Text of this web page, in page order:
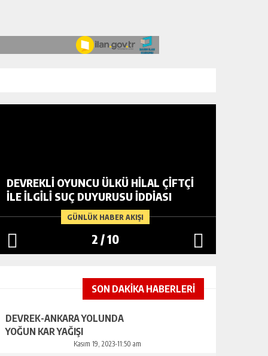
GÜNLÜK HABER AKIŞI
DEVREKLİ OYUNCU ÜLKÜ HİLAL ÇİFTÇİ
İLE İLGİLİ SUÇ DUYURUSU İDDİASI
2 /10
SON DAKİKA HABERLERİ
DEVREK-ANKARA YOLUNDA
YOĞUN KAR YAĞIŞI
Kasım 19, 2023-11:50 am